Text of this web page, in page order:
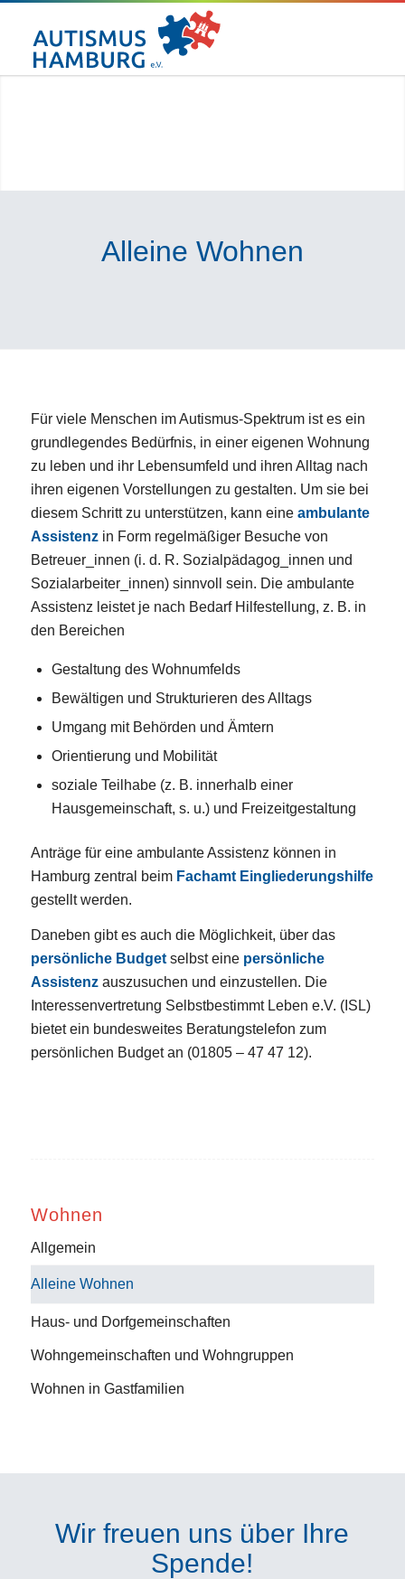
Alleine Wohnen
Für viele Menschen im Autismus-Spektrum ist es ein
grundlegendes Bedürfnis, in einer eigenen Wohnung
zu leben und ihr Lebensumfeld und ihren Alltag nach
ihren eigenen Vorstellungen zu gestalten. Um sie bei
diesem Schritt zu unterstützen, kann eine ambulante
Assistenzin Form regelmäßiger Besuche von
Betreuer_innen (i. d. R. Sozialpädagog_innen und
Sozialarbeiter_innen) sinnvoll sein. Die ambulante
Assistenz leistet je nach Bedarf Hilfestellung, z. B. in
den Bereichen
Gestaltung des Wohnumfelds
Bewältigen und Strukturieren des Alltags
Umgang mit Behörden und Ämtern
Orientierung und Mobilität
soziale Teilhabe (z. B. innerhalb einer
Hausgemeinschaft, s. u.) und Freizeitgestaltung
Anträge für eine ambulante Assistenz können in
Hamburg zentral beim Fachamt Eingliederungshilfe
gestellt werden.
Daneben gibt es auch die Möglichkeit, über das
persönliche Budgetselbst eine persönliche
Assistenzauszusuchen und einzustellen. Die
Interessenvertretung Selbstbestimmt Leben e.V. (ISL)
bietet ein bundesweites Beratungstelefon zum
persönlichen Budget an (01805 – 47 47 12).
Wohnen
Allgemein
Alleine Wohnen
Haus- und Dorfgemeinschaften
Wohngemeinschaften und Wohngruppen
Wohnen in Gastfamilien
Wir freuen uns über Ihre
Spende!